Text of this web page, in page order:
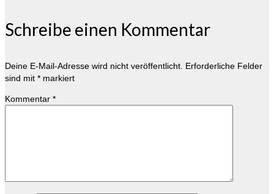
Schreibe einen Kommentar
Deine E-Mail-Adresse wird nicht veröffentlicht. Erforderliche Felder
sind mit * markiert
Kommentar *